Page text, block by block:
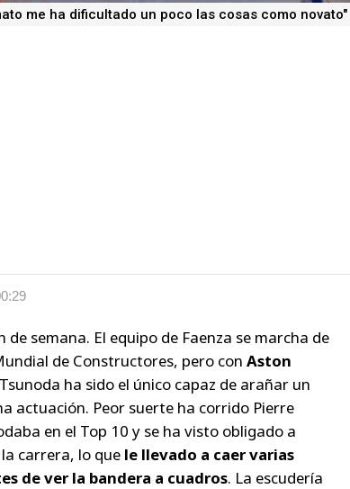
me ha dificultado un poco las cosas como novato"
semana. El equipo de Faenza se marcha de
de Constructores, pero con Aston
ha sido el único capaz de arañar un
actuación. Peor suerte ha corrido Pierre
en el Top 10 y se ha visto obligado a
carrera, lo que le llevado a caer varias
de ver la bandera a cuadros. La escudería